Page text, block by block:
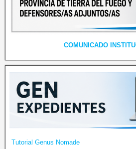
COMUNICADO
Tutorial Genus Nomade